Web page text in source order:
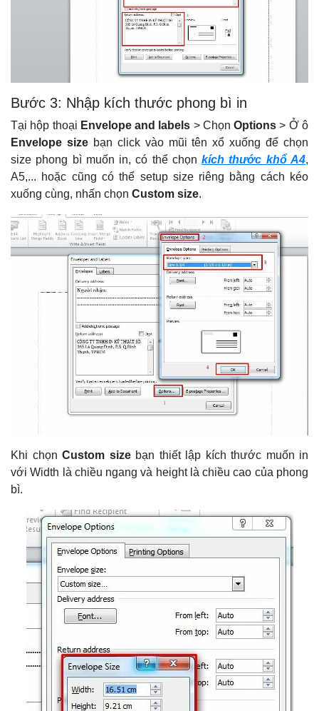
Bước 3: Nhập kích thước phong bì in
Tại hộp thoại Envelope and labels > ChọnOptions > Ở ô
Envelope sizebạn click vào mũi tên xổ xuống để chọn
size phong bì muốn in, có thể chọnkích thước khổ A4,
A5,... hoặc cũng có thể setup size riêng bằng cách kéo
xuống cùng, nhấn chọn Custom size.
Khi chọn Custom sizebạn thiết lập kích thước muốn in
với Width là chiều ngang và height là chiều cao của phong
bì.